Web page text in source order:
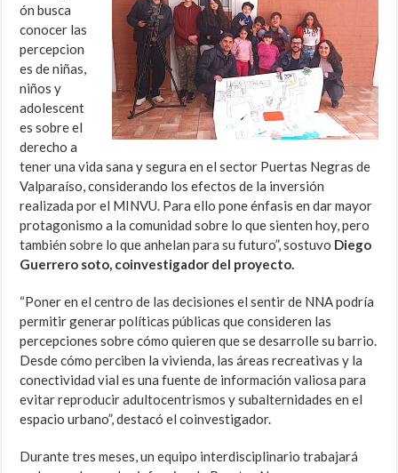
ón busca
conocer las
percepcion
es de niñas,
niños y
adolescent
es sobre el
derecho a
tener una vida sana y segura en el sector Puertas Negras de
Valparaíso, considerando los efectos de la inversión
realizada por el MINVU. Para ello pone énfasis en dar mayor
protagonismo a la comunidad sobre lo que sienten hoy, pero
también sobre lo que anhelan para su futuro”, sostuvo Diego
Guerrero soto, coinvestigador del proyecto.
“Poner en el centro de las decisiones el sentir de NNA podría
permitir generar políticas públicas que consideren las
percepciones sobre cómo quieren que se desarrolle su barrio.
Desde cómo perciben la vivienda, las áreas recreativas y la
conectividad vial es una fuente de información valiosa para
evitar reproducir adultocentrismos y subalternidades en el
espacio urbano”, destacó el coinvestigador.
Durante tres meses, un equipo interdisciplinario trabajará